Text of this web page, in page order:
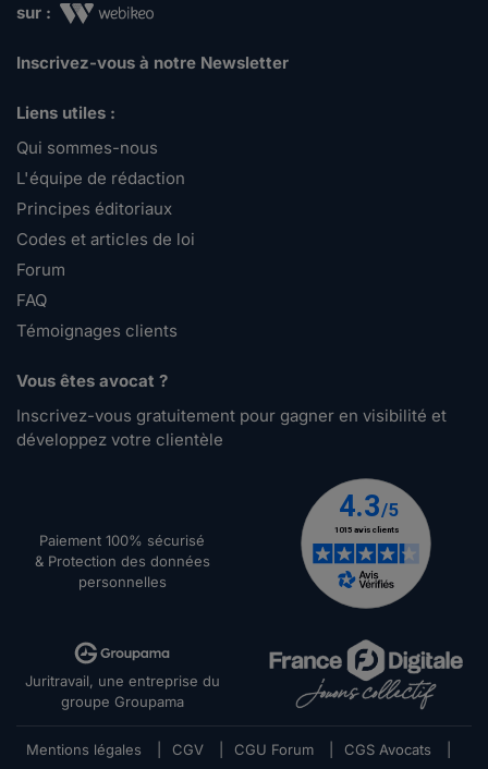
sur :
Inscrivez-vous à notre Newsletter
Liens utiles :
Qui sommes-nous
L'équipe de rédaction
Principes éditoriaux
Codes et articles de loi
Forum
FAQ
Témoignages clients
Vous êtes avocat ?
Inscrivez-vous gratuitement pour gagner en visibilité et
développez votre clientèle
Paiement 100% sécurisé
& Protection des données
personnelles
Juritravail, une entreprise du
groupe Groupama
Mentions légales CGV CGU Forum CGS Avocats